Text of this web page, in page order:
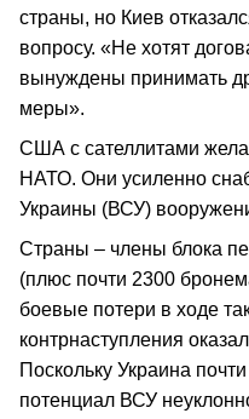
страны, но Киев
вопросу. «Не хотят
вынуждены принимать
меры».
США с сателлитами
НАТО. Они усиленно
Украины (ВСУ)
Страны – члены блока
(плюс почти 2300
боевые потери в ходе
контрнаступления
Поскольку Украина
потенциал ВСУ